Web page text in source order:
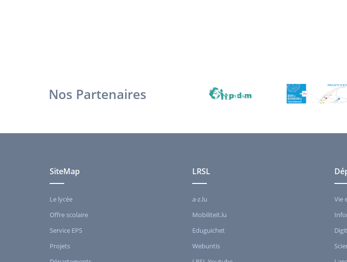
Nos Partenaires
SiteMap
Le lycée
Offre scolaire
Service EPS
Projets
LRSL
a-z.lu
Mobiliteit.lu
Eduguichet
Webuntis
Vie